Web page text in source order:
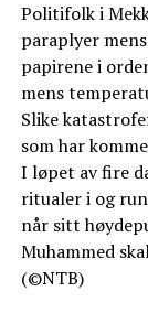
Politifolk i
paraplyer
papirene i
mens
Slike
som har
I løpet av fire
ritualer i og
når sitt
Muhammed
(©NTB)